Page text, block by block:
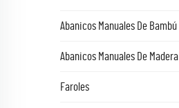
Abanicos Manuales De Bambú
Abanicos Manuales De Madera
Faroles